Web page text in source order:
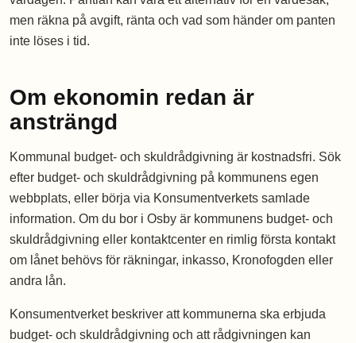
men räkna på avgift, ränta och vad som händer om panten
inte löses i tid.
Om ekonomin redan är
ansträngd
Kommunal budget- och skuldrådgivning är kostnadsfri. Sök
efter budget- och skuldrådgivning på kommunens egen
webbplats, eller börja via Konsumentverkets samlade
information. Om du bor i Osby är kommunens budget- och
skuldrådgivning eller kontaktcenter en rimlig första kontakt
om lånet behövs för räkningar, inkasso, Kronofogden eller
andra lån.
Konsumentverket beskriver att kommunerna ska erbjuda
budget- och skuldrådgivning och att rådgivningen kan